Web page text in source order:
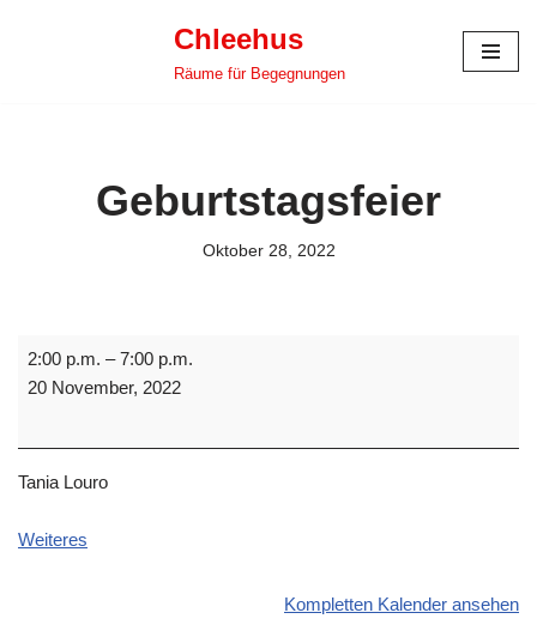
Chleehus
Räume für Begegnungen
Geburtstagsfeier
Oktober 28, 2022
2:00 p.m. –7:00 p.m.
20 November, 2022
Tania Louro
Weiteres
Kompletten Kalender ansehen